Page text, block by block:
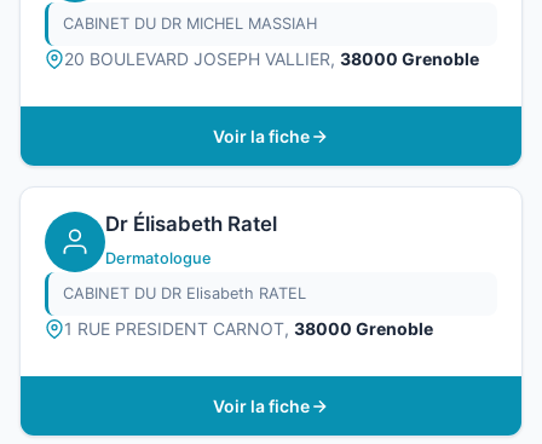
CABINET DU DR MICHEL MASSIAH
20 BOULEVARD JOSEPH VALLIER, 38000 Grenoble
Voir la fiche
Dr Élisabeth Ratel
Dermatologue
CABINET DU DR Elisabeth RATEL
1 RUE PRESIDENT CARNOT, 38000 Grenoble
Voir la fiche